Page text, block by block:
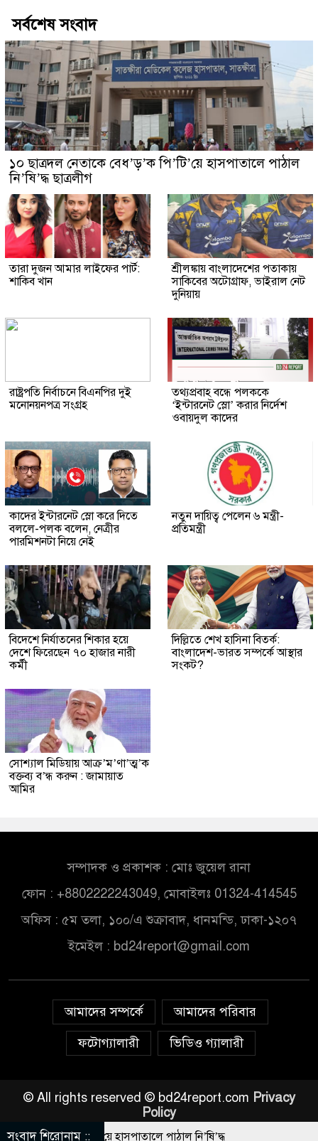
সর্বশেষ সংবাদ
১০ ছাত্রদল নেতাকে বেধ’ড়’ক পি’টি’য়ে হাসপাতালে পাঠাল
নি’ষি’দ্ধ ছাত্রলীগ
তারা দুজন আমার লাইফের পার্ট:
শাকিব খান
শ্রীলঙ্কায় বাংলাদেশের পতাকায়
সাকিবের অটোগ্রাফ, ভাইরাল নেট
দুনিয়ায়
রাষ্ট্রপতি নির্বাচনে বিএনপির দুই
মনোনয়নপত্র সংগ্রহ
তথ্যপ্রবাহ বন্ধে পলককে
‘ইন্টারনেট স্লো’ করার নির্দেশ
ওবায়দুল কাদের
কাদের ইন্টারনেট স্লো করে দিতে
বললে-পলক বলেন, নেত্রীর
পারমিশনটা নিয়ে নেই
নতুন দায়িত্ব পেলেন ৬ মন্ত্রী-
প্রতিমন্ত্রী
বিদেশে নির্যাতনের শিকার হয়ে
দেশে ফিরেছেন ৭০ হাজার নারী
কর্মী
দিল্লিতে শেখ হাসিনা বিতর্ক:
বাংলাদেশ-ভারত সম্পর্কে আস্থার
সংকট?
সোশ্যাল মিডিয়ায় আক্র’ম’ণা’ত্ম’ক
বক্তব্য ব’ন্ধ করুন : জামায়াত
আমির
সম্পাদক ও প্রকাশক : মোঃ জুয়েল রানা
ফোন : +8802222243049, মোবাইলঃ 01324-414545
অফিস : ৫ম তলা, ১০০/এ শুক্রাবাদ, ধানমন্ডি, ঢাকা-১২০৭
ইমেইল : bd24report@gmail.com
আমাদের সম্পর্কে
আমাদের পরিবার
ফটোগ্যালারী
ভিডিও গ্যালারী
© All rights reserved © bd24report.com Privacy
Policy
সংবাদ শিরোনাম ::
বেধ’ড়’ক পি’টি’য়ে হাসপাতালে পাঠাল নি’ষি’দ্ধ